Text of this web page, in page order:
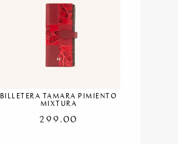
BILLETERA TAMARA PIMIENTO
MIXTURA
299.00